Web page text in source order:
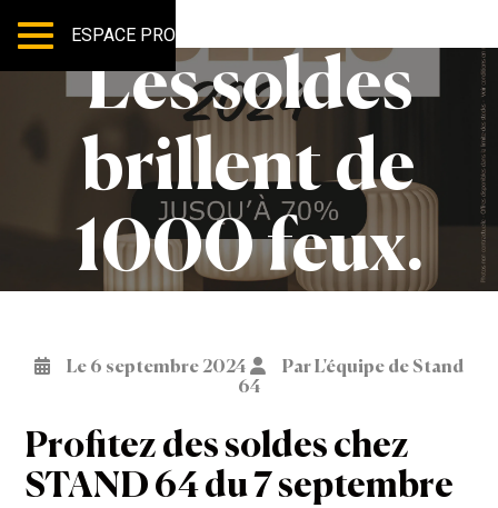
ESPACE PRO
Les soldes
brillent de
1000 feux.
Le 6 septembre 2024
Par L'équipe de Stand
64
Profitez des soldes chez
STAND 64 du 7 septembre